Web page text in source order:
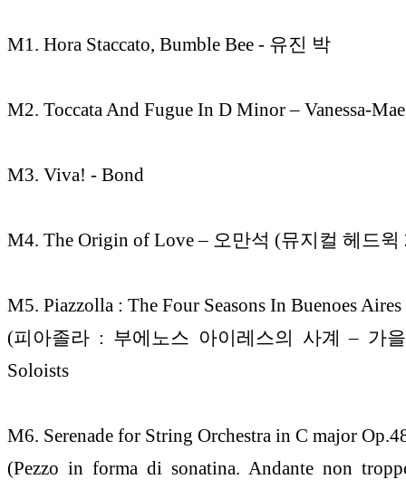
M1. Hora Staccato, Bumble Bee - 유진 박
M2. Toccata And Fugue In D Minor – Vanessa-
M3. Viva! - Bond
M4. The Origin of Love – 오만석 (뮤지컬 헤드
M5. Piazzolla : The Four Seasons In Buenoes
(피아졸라 : 부에노스 아이레스의 사계 – 가
Soloists
M6. Serenade for String Orchestra in C major
(Pezzo in forma di sonatina. Andante non